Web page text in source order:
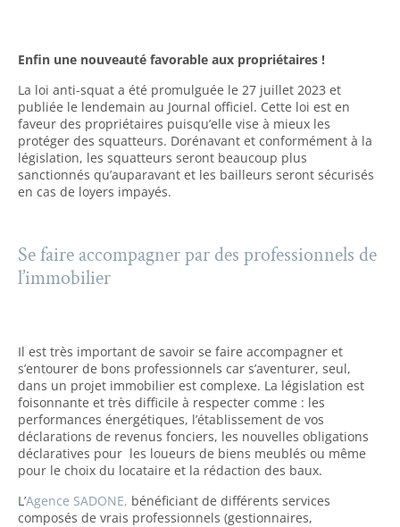
Enfin une nouveauté favorable aux propriétaires !
La loi anti-squat a été promulguée le 27 juillet 2023 et
publiée le lendemain au Journal officiel. Cette loi est en
faveur des propriétaires puisqu’elle vise à mieux les
protéger des squatteurs. Dorénavant et conformément à la
législation, les squatteurs seront beaucoup plus
sanctionnés qu’auparavant et les bailleurs seront sécurisés
en cas de loyers impayés.
Se faire accompagner par des professionnels de
l’immobilier
Il est très important de savoir se faire accompagner et
s’entourer de bons professionnels car s’aventurer, seul,
dans un projet immobilier est complexe. La législation est
foisonnante et très difficile à respecter comme : les
performances énergétiques, l’établissement de vos
déclarations de revenus fonciers, les nouvelles obligations
déclaratives pour les loueurs de biens meublés ou même
pour le choix du locataire et la rédaction des baux.
L’Agence SADONE, bénéficiant de différents services
composés de vrais professionnels (gestionnaires,